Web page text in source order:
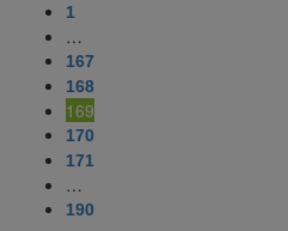
1
…
167
168
169
170
171
…
190